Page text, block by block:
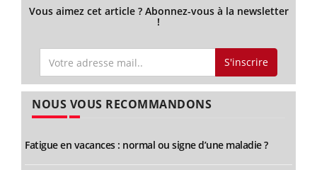
Vous aimez cet article ? Abonnez-vous à la newsletter
!
S'inscrire
NOUS VOUS RECOMMANDONS
Fatigue en vacances : normal ou signe d’une maladie ?